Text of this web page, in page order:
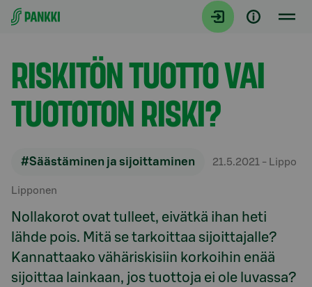
Siirry suoraan sisältöön
Artikkelit
RISKITÖN TUOTTO VAI
TUOTOTON RISKI?
#Säästäminen ja sijoittaminen 21.5.2021 - Lippo
Lipponen
Nollakorot ovat tulleet, eivätkä ihan heti
lähde pois. Mitä se tarkoittaa sijoittajalle?
Kannattaako vähäriskisiin korkoihin enää
sijoittaa lainkaan, jos tuottoja ei ole luvassa?